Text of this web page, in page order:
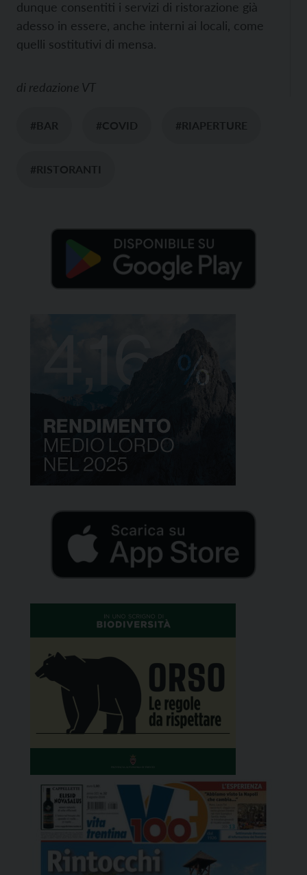
dunque consentiti i servizi di ristorazione già
adesso in essere, anche interni ai locali, come
quelli sostitutivi di mensa.
di redazione VT
#BAR #COVID #RIAPERTURE
#RISTORANTI